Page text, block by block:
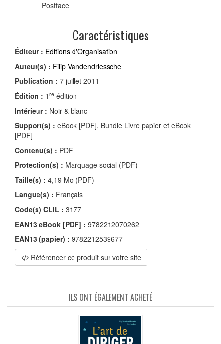
Postface
Caractéristiques
Éditeur : Editions d'Organisation
Auteur(s) : Filip Vandendriessche
Publication : 7 juillet 2011
Édition : 1 re édition
Intérieur : Noir & blanc
Support(s) : eBook [PDF], Bundle Livre papier et eBook
[PDF]
Contenu(s) : PDF
Protection(s) : Marquage social (PDF)
Taille(s) : 4,19 Mo (PDF)
Langue(s) : Français
Code(s) CLIL : 3177
EAN13 eBook [PDF] : 9782212070262
EAN13 (papier) : 9782212539677
Référencer ce produit sur votre site
ILS ONT ÉGALEMENT ACHETÉ